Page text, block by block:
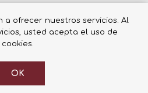
6, 03003 Alicante
965 12 23 55
a ofrecer nuestros servicios. Al
usted acepta el uso de
cookies.
OK